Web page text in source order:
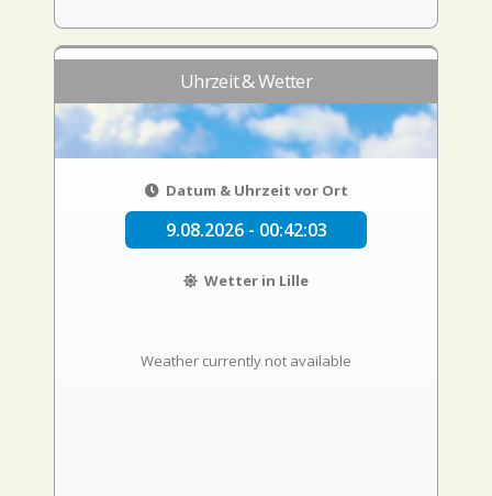
Uhrzeit & Wetter
Datum & Uhrzeit vor Ort
9.08.2026 - 00:42:03
Wetter in Lille
Weather currently not available